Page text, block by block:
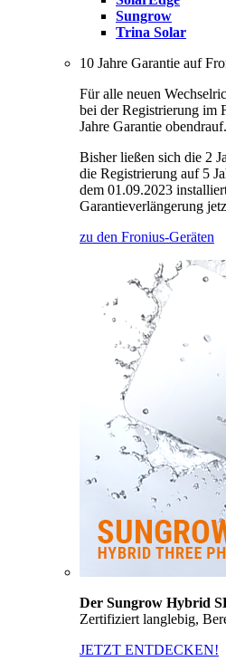
Sungrow
Trina Solar
10 Jahre Garantie auf
Für alle neuen
bei der Registrierung im
Jahre Garantie obendrauf.
Bisher ließen sich die 2
die Registrierung auf 5
dem 01.09.2023
Garantieverlängerung
zu den Fronius-Geräten
Der Sungrow Hybrid
Zertifiziert langlebig,
JETZT ENTDECKEN!